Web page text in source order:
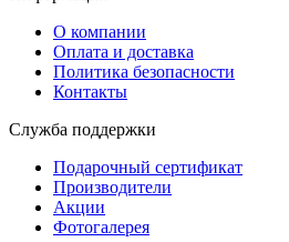
О компании
Оплата и доставка
Политика безопасности
Контакты
Служба поддержки
Подарочный сертификат
Производители
Акции
Фотогалерея